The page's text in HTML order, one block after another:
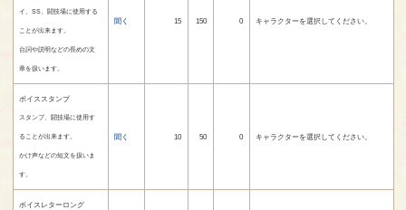
イ、SS、闘技場に使用する
ことが出来ます。
台詞や説明などの長めの文
章を扱います。
聞く 15 150 0 キャラクターを選択してください。
ボイススタンプ
スタンプ、闘技場に使用す
ることが出来ます。
かけ声などの短文を扱いま
す。
聞く 10 50 0 キャラクターを選択してください。
ボイスレターロング